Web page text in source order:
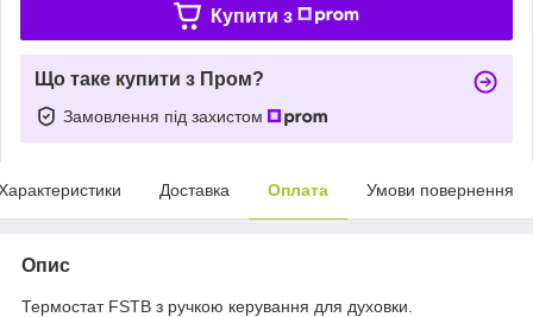
Купити з
Що таке купити з Пром?
Замовлення під захистом
Доставка Оплата Умови повернення
Опис
Термостат FSTB з ручкою керування для духовки.